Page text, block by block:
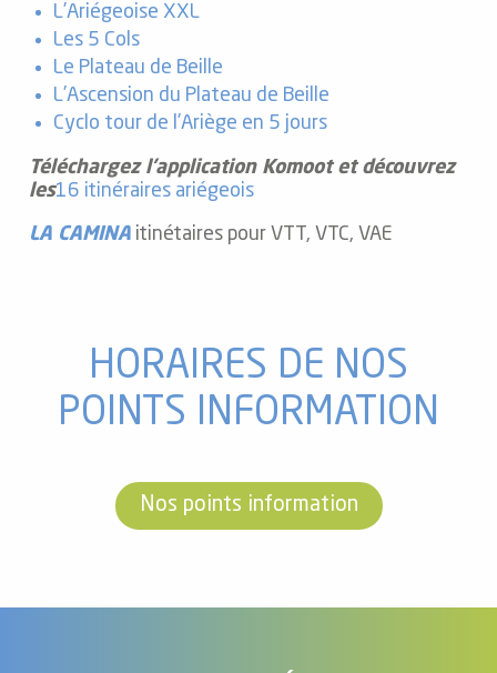
L’Ariégeoise XXL
Les 5 Cols
Le Plateau de Beille
L’Ascension du Plateau de Beille
Cyclo tour de l’Ariège en 5 jours
Téléchargez l’application Komoot et découvrez
les16 itinéraires ariégeois
LA CAMINA itinétaires pour VTT, VTC, VAE
HORAIRES DE NOS
POINTS INFORMATION
Nos points information